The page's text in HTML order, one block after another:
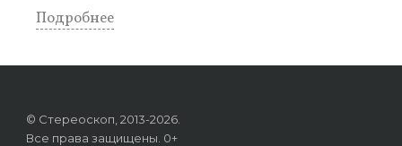
Подробнее
© Стереоскоп, 2013-2026.
Все права защищены. 0+